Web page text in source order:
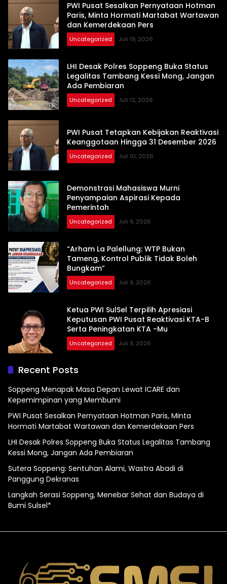
PWI Pusat Sesalkan Pernyataan Hotman
Paris, Minta Hormati Martabat Wartawan
dan Kemerdekaan Pers
Uncategorized Juli 19, 2026
LHI Desak Polres Soppeng Buka Status
Legalitas Tambang Kessi Mong, Jangan
Ada Pembiaran
Uncategorized Juli 12, 2026
PWI Pusat Tetapkan Kebijakan Reaktivasi
Keanggotaan Hingga 31 Desember 2026
Uncategorized Juli 10, 2026
Demonstrasi Mahasiswa Murni
Penyampaian Aspirasi Kepada
Pemerintah
Uncategorized Juli 9, 2026
“Arham La Palellung: WTP Bukan
Tameng, Kontrol Publik Tidak Boleh
Bungkam”
Uncategorized Juli 9, 2026
Ketua PWI SulSel Terpilih Apresiasi
Keputusan PWI Pusat Reaktivasi KTA-B
Serta Peningkatan KTA -Mu
Uncategorized Juli 9, 2026
Recent Posts
Soppeng Menapak Masa Depan Lewat ICARE dan
Kepemimpinan yang Membumi
PWI Pusat Sesalkan Pernyataan Hotman Paris, Minta
Hormati Martabat Wartawan dan Kemerdekaan Pers
LHI Desak Polres Soppeng Buka Status Legalitas Tambang
Kessi Mong, Jangan Ada Pembiaran
Sutera Soppeng: Sentuhan Alami, Wastra Abadi di
Panggung Dekranas
Langkah Serasi Soppeng, Menebar Sehat dan Budaya di
Bumi Sulsel*